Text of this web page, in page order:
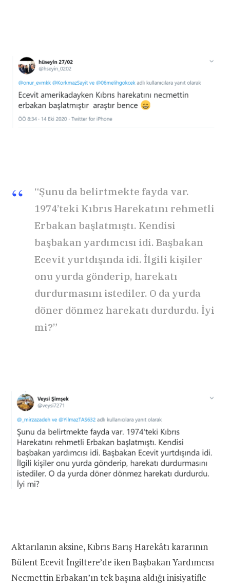
“Şunu da belirtmekte fayda var.
1974’teki Kıbrıs Harekatını rehmetli
Erbakan başlatmıştı. Kendisi
başbakan yardımcısı idi. Başbakan
Ecevit yurtdışında idi. İlgili kişiler
onu yurda gönderip, harekatı
durdurmasını istediler. O da yurda
döner dönmez harekatı durdurdu. İyi
mi?”
Aktarılanın aksine, Kıbrıs Barış Harekâtı kararının
Bülent Ecevit İngiltere’de iken Başbakan Yardımcısı
Necmettin Erbakan’ın tek başına aldığı inisiyatifle